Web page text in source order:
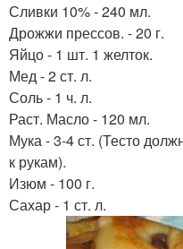
Сливки 10% - 240 мл.
Дрожжи прессов. - 20 г.
Яйцо - 1 шт. 1 желток.
Мед - 2 ст. л.
Соль - 1 ч. л.
Раст. Масло - 120 мл.
Мука - 3-4 ст. (Тесто
к рукам).
Изюм - 100 г.
Сахар - 1 ст. л.